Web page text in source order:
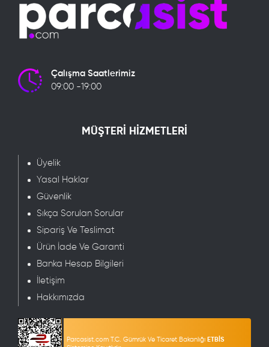
Çalışma Saatlerimiz
09:00 -19:00
MÜŞTERİ HİZMETLERİ
Üyelik
Yasal Haklar
Güvenlik
Sıkça Sorulan Sorular
Sipariş Ve Teslimat
Ürün İade Ve Garanti
Banka Hesap Bilgileri
İletişim
Hakkımızda
Parcasist.com T.C. Gümrük Ve Ticaret Bakanlığı ETBİS